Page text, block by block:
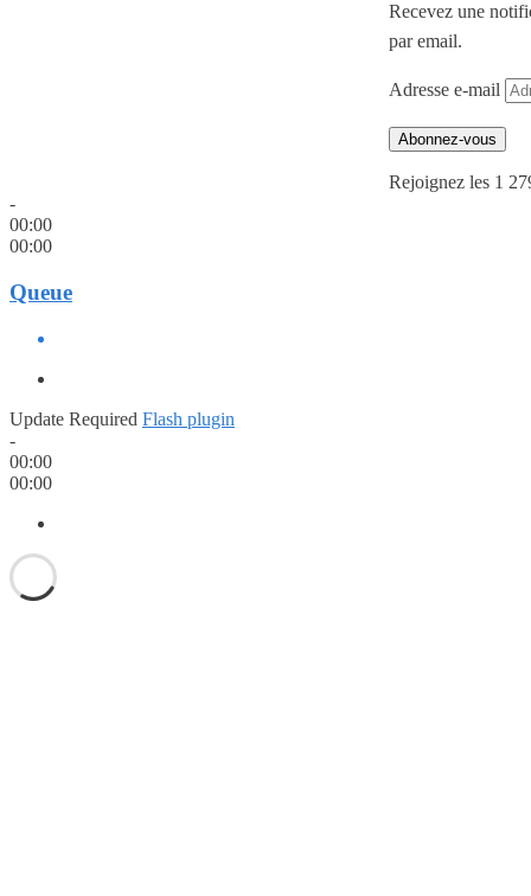
Recevez une
par email.
Adresse e-mail
Abonnez-vous
Rejoignez les 1
-
00:00
00:00
Queue
Update Required Flash plugin
-
00:00
00:00